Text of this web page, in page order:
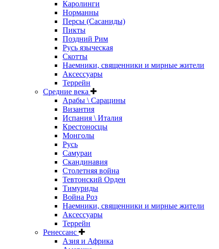
Каролинги
Норманны
Персы (Сасаниды)
Пикты
Поздний Рим
Русь языческая
Скотты
Наемники, священники и мирные жители
Аксессуары
Террейн
Средние века
Арабы \ Сарацины
Византия
Испания \ Италия
Крестоносцы
Монголы
Русь
Самураи
Скандинавия
Столетняя война
Тевтонский Орден
Тимуриды
Война Роз
Наемники, священники и мирные жители
Аксессуары
Террейн
Ренессанс
Азия и Африка